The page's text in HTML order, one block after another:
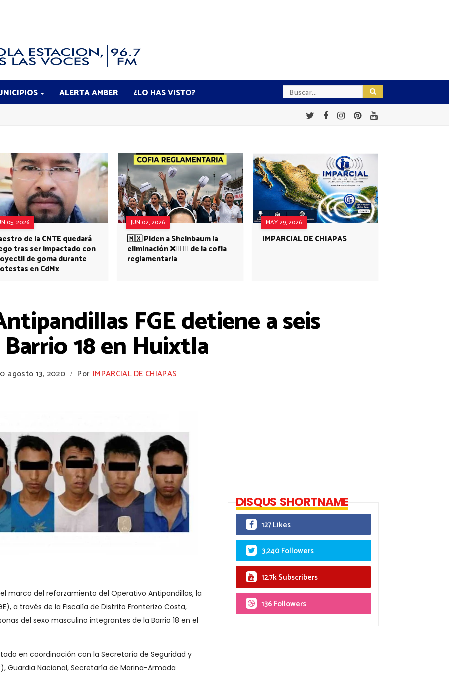
ALERTA AMBER ¿LO HAS VISTO?
05, 2026
de la CNTE quedará
tras ser impactado con
de goma durante
en CdMx
JUN 02, 2026
🇲🇽 Piden a Sheinbaum la
eliminación ❌👩🏻‍⚕️ de la cofia
reglamentaria
MAY 29, 2026
IMPARCIAL DE CHIAPAS
FGE detiene a seis
18 en Huixtla
agosto 13, 2020 / Por IMPARCIAL DE CHIAPAS
marco del reforzamiento del Operativo Antipandillas, la
a través de la Fiscalía de Distrito Fronterizo Costa,
del sexo masculino integrantes de la Barrio 18 en el
en coordinación con la Secretaría de Seguridad y
Guardia Nacional, Secretaría de Marina-Armada
DISQUS SHORTNAME
127 Likes
3,240 Followers
12.7k Subscribers
136 Followers